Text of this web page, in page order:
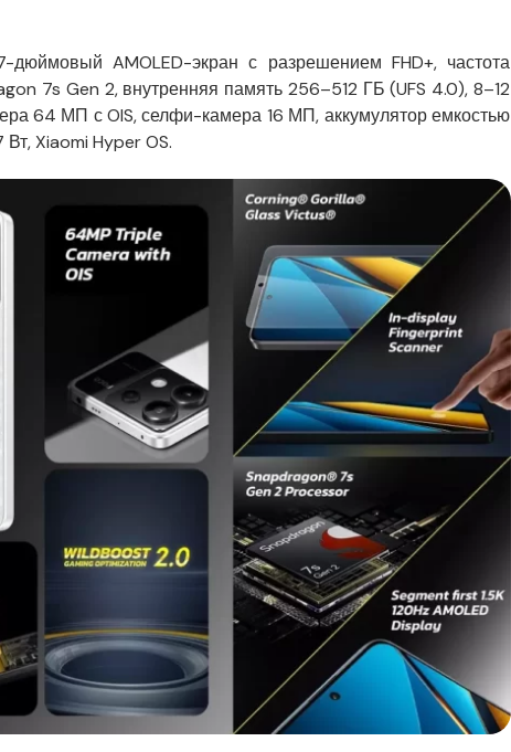
AMOLED-экран с разрешением FHD+, частота
7s Gen 2, внутренняя память 256–512 ГБ (UFS 4.0), 8–12
64 МП с OIS, селфи-камера 16 МП, аккумулятор емкостью
Xiaomi Hyper OS.